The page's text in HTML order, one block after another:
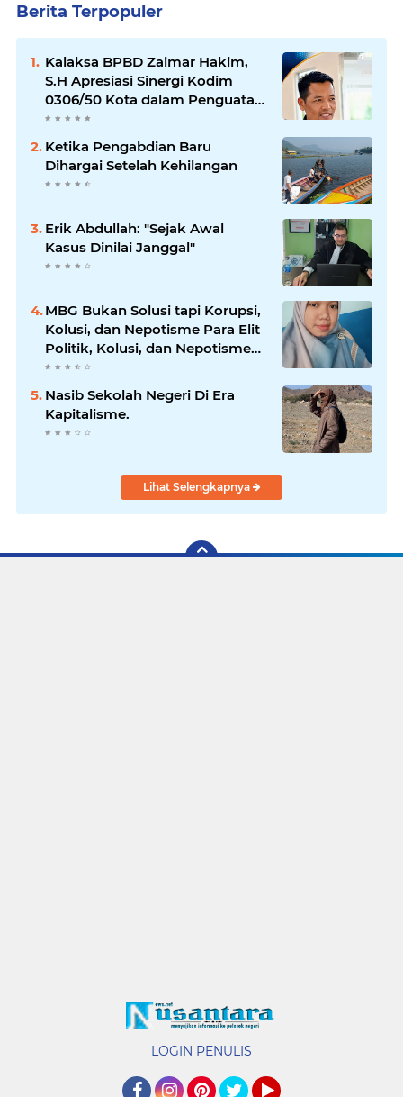
Berita Terpopuler
Kalaksa BPBD Zaimar Hakim,
S.H Apresiasi Sinergi Kodim
0306/50 Kota dalam Penguatan
Mitigasi dan Penanganan
Ketika Pengabdian Baru
Dihargai Setelah Kehilangan
Erik Abdullah: "Sejak Awal
Kasus Dinilai Janggal"
MBG Bukan Solusi tapi Korupsi,
Kolusi, dan Nepotisme Para Elit
Politik, Kolusi, dan Nepotisme
Para Elit Politik
Nasib Sekolah Negeri Di Era
Kapitalisme.
Lihat Selengkapnya
LOGIN PENULIS